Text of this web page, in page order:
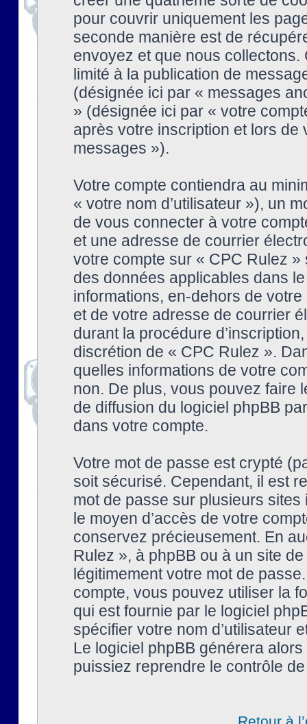
pour couvrir uniquement les
seconde manière est de
envoyez et que nous collectons.
limité à la publication de
(désignée ici par « messages
» (désignée ici par « votre
après votre inscription et lors
messages »).
Votre compte contiendra au
« votre nom d’utilisateur »), un
de vous connecter à votre
et une adresse de courrier
votre compte sur « CPC Rulez
des données applicables dans
informations, en-dehors de
et de votre adresse de courrier
durant la procédure
discrétion de « CPC Rulez ».
quelles informations de votre
non. De plus, vous pouvez faire
de diffusion du logiciel phpBB
dans votre compte.
Votre mot de passe est crypté
soit sécurisé. Cependant, il est
mot de passe sur plusieurs
le moyen d’accès de votre
conservez précieusement. En
Rulez », à phpBB ou à un site
légitimement votre mot de
compte, vous pouvez utiliser la
qui est fournie par le logiciel
spécifier votre nom d’utilisateur
Le logiciel phpBB générera
puissiez reprendre le contrôle